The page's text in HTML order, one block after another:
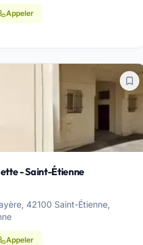
Appeler
- Saint-Étienne
42100 Saint-Étienne,
Appeler